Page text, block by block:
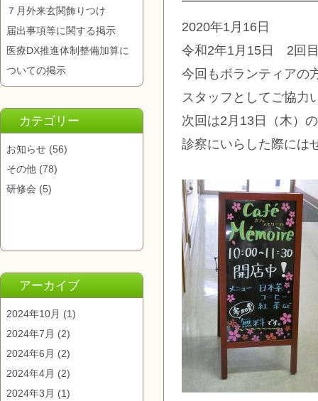
７月外来玄関飾りつけ
届出事項等に関する掲示
医療DX推進体制整備加算に
ついての掲示
カテゴリー
お知らせ (56)
その他 (78)
研修会 (5)
アーカイブ
2024年10月 (1)
2024年7月 (2)
2024年6月 (2)
2024年4月 (2)
2024年3月 (1)
2020年1月16日
令和2年1月15日 2回
今回もボランティアの
スタッフとしてご協力
次回は2月13日（木）
診察にいらした際には